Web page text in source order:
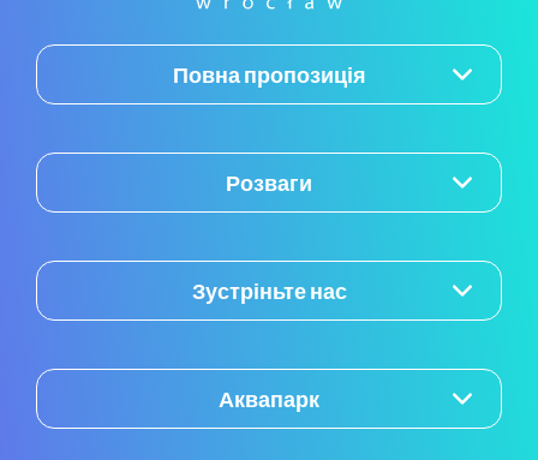
Повна пропозиція
Розваги
Зустріньте нас
Аквапарк